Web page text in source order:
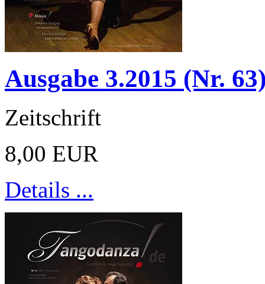
Ausgabe 3.2015 (Nr.
Zeitschrift
8,00 EUR
Details ...